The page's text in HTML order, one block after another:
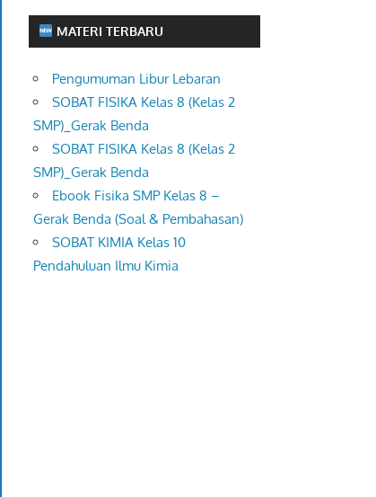
MATERI TERBARU
Pengumuman Libur Lebaran
SOBAT FISIKA Kelas 8 (Kelas 2
SMP)_Gerak Benda
SOBAT FISIKA Kelas 8 (Kelas 2
SMP)_Gerak Benda
Ebook Fisika SMP Kelas 8 –
Gerak Benda (Soal & Pembahasan)
SOBAT KIMIA Kelas 10
Pendahuluan Ilmu Kimia